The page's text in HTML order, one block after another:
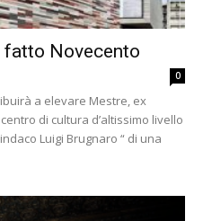
fatto Novecento
0
a elevare Mestre, ex
di cultura d’altissimo livello
Luigi Brugnaro “ di una